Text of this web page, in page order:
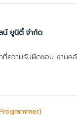
น์ ยูนิตี้ จำกัด
ที่ความรับผิดชอบ งานค